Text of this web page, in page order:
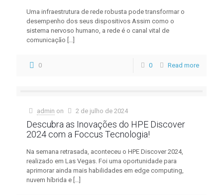
Uma infraestrutura de rede robusta pode transformar o
desempenho dos seus dispositivos Assim como o
sistema nervoso humano, a rede é o canal vital de
comunicação […]
0 0 Read more
admin on 2 de julho de 2024
Descubra as Inovações do HPE Discover
2024 com a Foccus Tecnologia!
Na semana retrasada, aconteceu o HPE Discover 2024,
realizado em Las Vegas. Foi uma oportunidade para
aprimorar ainda mais habilidades em edge computing,
nuvem híbrida e […]